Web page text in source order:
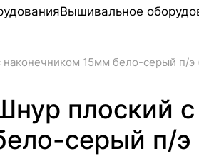
Вышивальное
наконечником 15мм бело-серый п/э
плоский
серый п/